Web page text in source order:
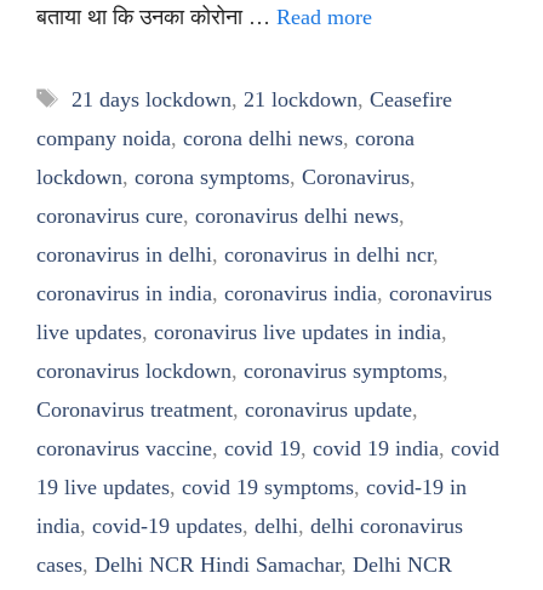
बताया था कि उनका कोरोना … Read more
Tags
21 days lockdown, 21 lockdown, Ceasefire
company noida, corona delhi news, corona
lockdown, corona symptoms, Coronavirus,
coronavirus cure, coronavirus delhi news,
coronavirus in delhi, coronavirus in delhi ncr,
coronavirus in india, coronavirus india, coronavirus
live updates, coronavirus live updates in india,
coronavirus lockdown, coronavirus symptoms,
Coronavirus treatment, coronavirus update,
coronavirus vaccine, covid 19, covid 19 india, covid
19 live updates, covid 19 symptoms, covid-19 in
india, covid-19 updates, delhi, delhi coronavirus
cases, Delhi NCR Hindi Samachar, Delhi NCR